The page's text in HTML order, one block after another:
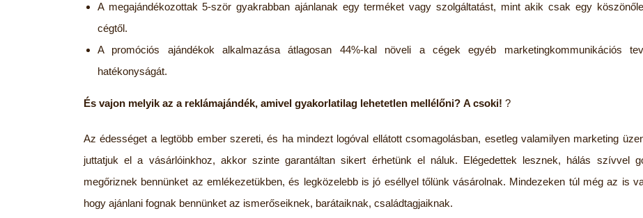
A megajándékozottak 5-ször gyakrabban ajánlanak egy terméket vagy szolgáltatást, mint akik csak egy
cégtől.
A promóciós ajándékok alkalmazása átlagosan 44%-kal növeli a cégek egyéb marketingkommunikációs
hatékonyságát.
És vajon melyik az a reklámajándék, amivel gyakorlatilag lehetetlen mellélőni? A csoki! ?
Az édességet a legtöbb ember szereti, és ha mindezt logóval ellátott csomagolásban, esetleg valamilyen marketing
juttatjuk el a vásárlóinkhoz, akkor szinte garantáltan sikert érhetünk el náluk. Elégedettek lesznek, hálás szívvel
megőriznek bennünket az emlékezetükben, és legközelebb is jó eséllyel tőlünk vásárolnak. Mindezeken túl még az is
hogy ajánlani fognak bennünket az ismerőseiknek, barátaiknak, családtagjaiknak.